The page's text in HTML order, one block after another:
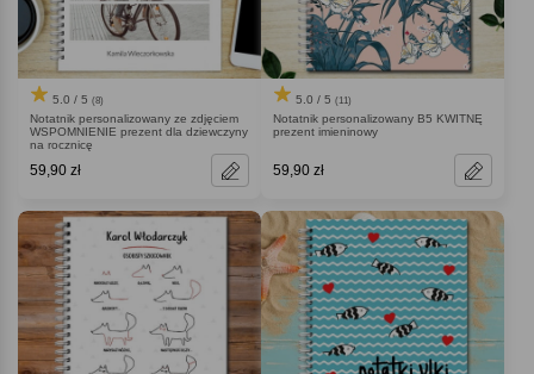
5.0 / 5 (8)
Notatnik personalizowany ze zdjęciem
WSPOMNIENIE prezent dla dziewczyny
na rocznicę
59,90 zł
5.0 / 5 (11)
Notatnik personalizowany B5 KWITNĘ
prezent imieninowy
59,90 zł